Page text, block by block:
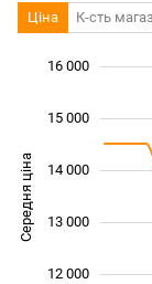
Ціна К-сть
Середня ціна
12 000
13 000
14 000
15 000
16 000